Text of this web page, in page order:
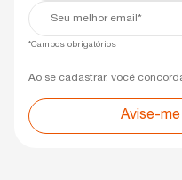
Seu
*Campos obrigatórios
Ao se cadastrar, você
Avise-